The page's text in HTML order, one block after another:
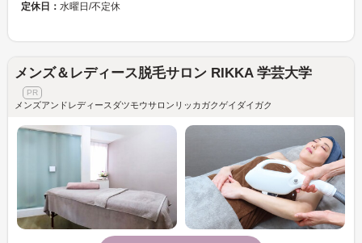
定休日： 水曜日/不定休
メンズ＆レディース脱毛サロン RIKKA 学芸大学
メンズアンドレディースダツモウサロンリッカガクゲイダイガク